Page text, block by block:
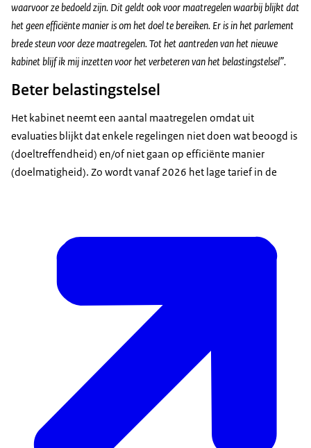
waarvoor ze bedoeld zijn. Dit geldt ook voor maatregelen waarbij blijkt dat
het geen efficiënte manier is om het doel te bereiken. Er is in het parlement
brede steun voor deze maatregelen. Tot het aantreden van het nieuwe
kabinet blijf ik mij inzetten voor het verbeteren van het belastingstelsel”.
Beter belastingstelsel
Het kabinet neemt een aantal maatregelen omdat uit
evaluaties blijkt dat enkele regelingen niet doen wat beoogd is
(doeltreffendheid) en/of niet gaan op efficiënte manier
(doelmatigheid). Zo wordt vanaf 2026 het lage tarief in de